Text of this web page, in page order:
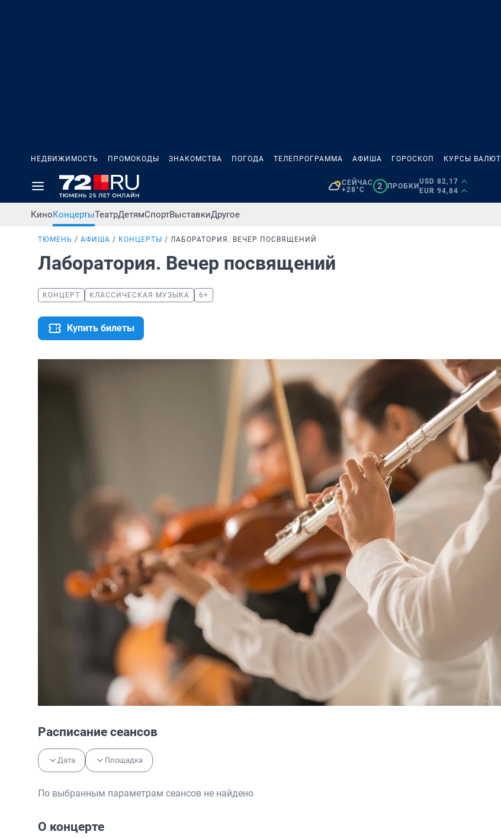
НЕДВИЖИМОСТЬ ПРОМОКОДЫ ЗНАКОМСТВА ПОГОДА ТЕЛЕПРОГРАММА АФИША ГОРОСКОП КУРСЫ ВАЛЮТ
СЕЙЧАС
+28°C
2 ПРОБКИ
USD 82,17
EUR 94,84
КиноКонцертыТеатрДетямСпортВыставкиДругое
ТЮМЕНЬ АФИША КОНЦЕРТЫ ЛАБОРАТОРИЯ. ВЕЧЕР ПОСВЯЩЕНИЙ
Лаборатория. Вечер посвящений
КОНЦЕРТ КЛАССИЧЕСКАЯ МУЗЫКА 6+
Купить билеты
Расписание сеансов
Дата Площадка
По выбранным параметрам сеансов не найдено
О концерте